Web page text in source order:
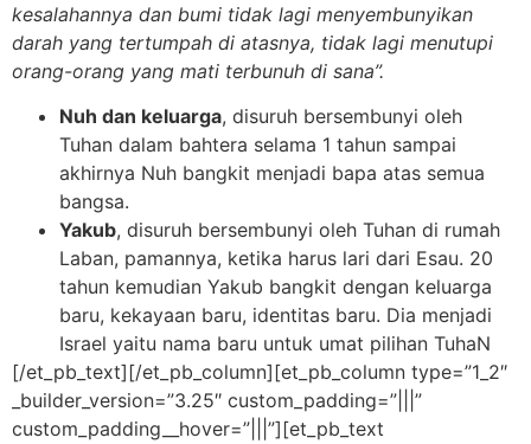
kesalahannya dan bumi tidak lagi menyembunyikan
darah yang tertumpah di atasnya, tidak lagi menutupi
orang-orang yang mati terbunuh di sana”.
Nuh dan keluarga, disuruh bersembunyi oleh
Tuhan dalam bahtera selama 1 tahun sampai
akhirnya Nuh bangkit menjadi bapa atas semua
bangsa.
Yakub, disuruh bersembunyi oleh Tuhan di rumah
Laban, pamannya, ketika harus lari dari Esau. 20
tahun kemudian Yakub bangkit dengan keluarga
baru, kekayaan baru, identitas baru. Dia menjadi
Israel yaitu nama baru untuk umat pilihan TuhaN
[/et_pb_text][/et_pb_column][et_pb_column type=”1_2″
_builder_version=”3.25″ custom_padding=”|||”
custom_padding__hover=”|||”][et_pb_text